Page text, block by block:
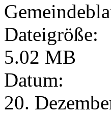
Dateigröße:
5.02 MB
Datum:
20.